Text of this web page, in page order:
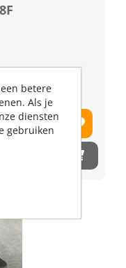
+
betere
Als je
diensten
gebruiken